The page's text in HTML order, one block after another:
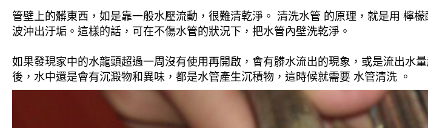
管壁上的髒東西，如是靠一般水壓流動，很難清乾淨。 清洗水管 的原理，就是用 檸
波沖出汙垢。這樣的話，可在不傷水管的狀況下，把水管內壁洗乾淨。
如果發現家中的水龍頭超過一周沒有使用再開啟，會有髒水流出的現象，或是流出水
後，水中還是會有沉澱物和異味，都是水管產生沉積物，這時候就需要 水管清洗 。